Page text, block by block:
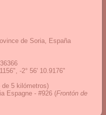
de Soria, España
-2° 56' 10.9176"
de 5 kilómetros)
Espagne - #926 (Frontón de